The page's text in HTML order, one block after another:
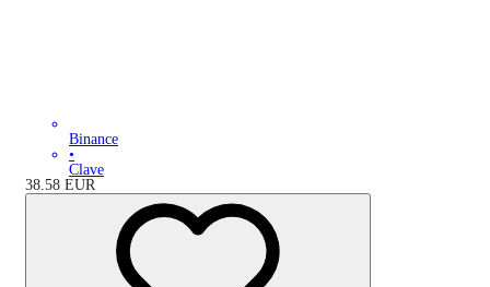
Binance
•
Clave
38.58 EUR